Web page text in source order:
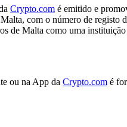
Crypto.com é emitido e
com o número de
de Malta como uma
ou na App da Crypto.com é